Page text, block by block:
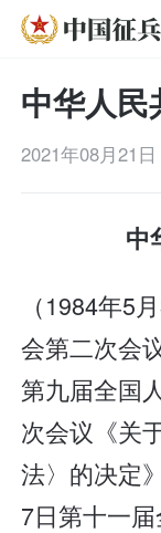
中华人民
2021年08月21日
中
（1984年5
会第二次会
第九届全国
次会议《关
法〉的决定
7日第十一